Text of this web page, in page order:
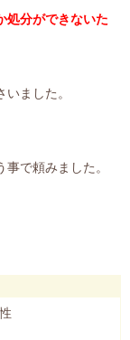
処分ができないた
ました。
で頼みました。